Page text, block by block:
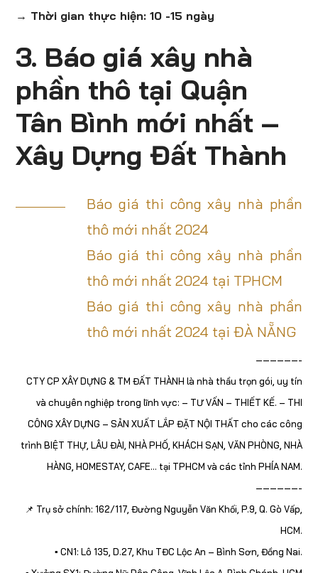
→ Thời gian thực hiện: 10 -15 ngày
3. Báo giá xây nhà
phần thô tại Quận
Tân Bình mới nhất –
Xây Dựng Đất Thành
Báo giá thi công xây nhà phần
thô mới nhất 2024
Báo giá thi công xây nhà phần
thô mới nhất 2024 tại TPHCM
Báo giá thi công xây nhà phần
thô mới nhất 2024 tại ĐÀ NẴNG
——————-
CTY CP XÂY DỰNG & TM ĐẤT THÀNH là nhà thầu trọn gói, uy tín
và chuyên nghiệp trong lĩnh vực: – TƯ VẤN – THIẾT KẾ. – THI
CÔNG XÂY DỰNG – SẢN XUẤT LẮP ĐẶT NỘI THẤT cho các công
trình BIỆT THỰ, LÂU ĐÀI, NHÀ PHỐ, KHÁCH SẠN, VĂN PHÒNG, NHÀ
HÀNG, HOMESTAY, CAFE… tại TPHCM và các tỉnh PHÍA NAM.
——————-
📌 Trụ sở chính: 162/117, Đường Nguyễn Văn Khối, P.9, Q. Gò Vấp,
HCM.
▪️ CN1: Lô 135, D.27, Khu TĐC Lộc An – Bình Sơn, Đồng Nai.